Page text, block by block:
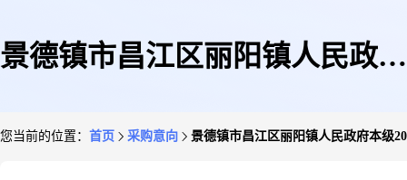
景德镇市昌江区丽阳镇人民政府
您当前的位置： 首页 采购意向 景德镇市昌江区丽阳镇人民政府本级